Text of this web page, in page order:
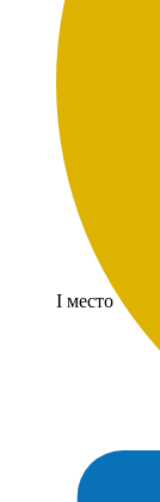
I место